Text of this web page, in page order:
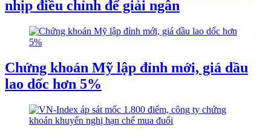
nhịp điều chỉnh để giải ngân
Chứng khoán Mỹ lập đỉnh mới, giá dầu
lao dốc hơn 5%